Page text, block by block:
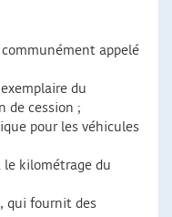
appelé
du
de cession ;
pour les véhicules
kilométrage du
qui fournit des